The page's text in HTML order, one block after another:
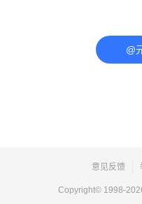
@
意见反馈
Copyright© 1998-